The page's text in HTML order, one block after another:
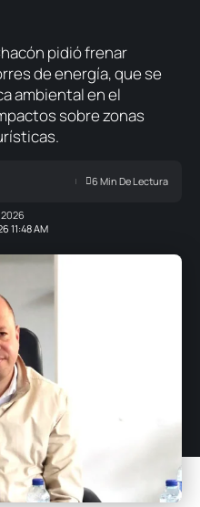
pidió frenar
de energía, que se
ambiental en el
sobre zonas
11:48 AM
6 Min De Lectura